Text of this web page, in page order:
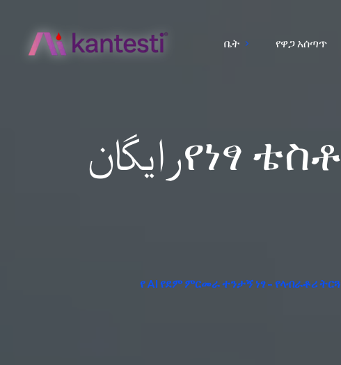
ቤት የዋጋ አሰጣጥ
رایگان የነፃ ቴስቶስትሮን ማስሊያ፡ ለምን ዘዴዎች
የ AI የደም ምርመራ ተንታኝ ነፃ - የላብራቶሪ